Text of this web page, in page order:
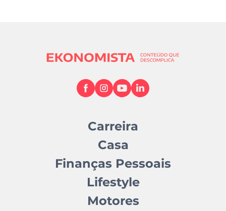
Carreira
Casa
Finanças Pessoais
Lifestyle
Motores